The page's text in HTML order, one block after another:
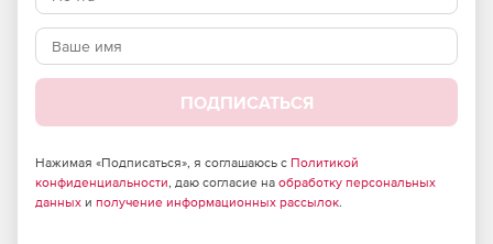
ПОДПИСАТЬСЯ
Нажимая «Подписаться», я соглашаюсь с Политикой
конфиденциальности, даю согласие на обработку персональных
данных и получение информационных рассылок.